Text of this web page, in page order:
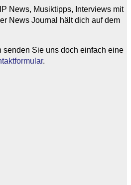
News, Musiktipps, Interviews mit
News Journal hält dich auf dem
senden Sie uns doch einfach eine
.